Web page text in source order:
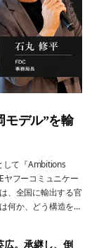
デル”を輸
して『Ambitions
フーコミュニケー
か、どう構造を理